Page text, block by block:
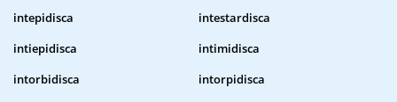
intepidisca
intestardisca
intiepidisca
intimidisca
intorbidisca
intorpidisca